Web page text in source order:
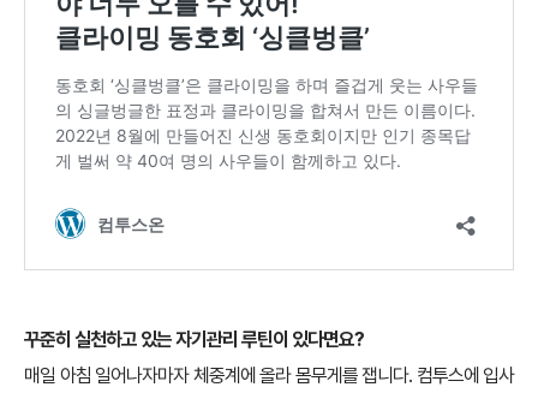
꾸준히 실천하고 있는 자기관리 루틴이 있다면요?
매일 아침 일어나자마자 체중계에 올라 몸무게를 잽니다. 컴투스에 입사